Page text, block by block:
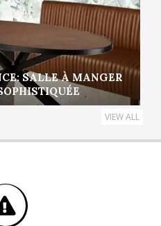
SALLE À MANGER
VIEW ALL